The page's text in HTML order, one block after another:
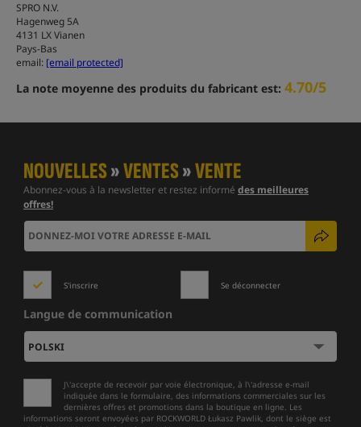
SPRO N.V.
Hagenweg 5A
4131 LX Vianen
Pays-Bas
email: [email protected]
La note moyenne des produits du fabricant est: 4.70/5
NOUVELLES»VENTES»VENTE
Abonnez-vous à la newsletter et restez informé des meilleures
offres!
S'inscrire Se déconnecter
Langue de communication
J\'accepte de recevoir par voie électronique, à l\'adresse e-mail
indiquée dans le formulaire, des informations commerciales sur les
dernières offres et promotions dans la boutique en ligne. Les
informations seront envoyées par ROCKWORLD Łukasz Pawlik, dont le siège est